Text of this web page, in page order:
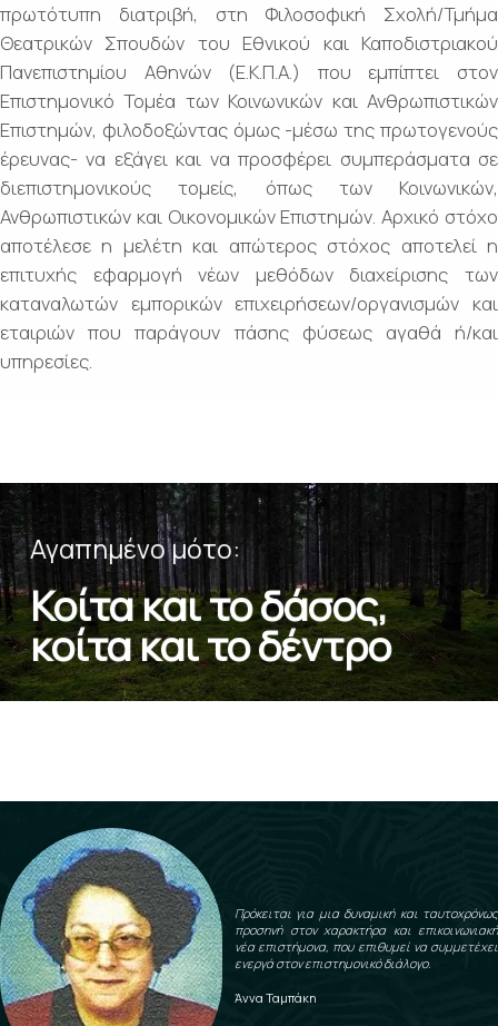
πρωτότυπη διατριβή, στη Φιλοσοφική Σχολή/Τμήμα
Θεατρικών Σπουδών του Εθνικού και Καποδιστριακού
Πανεπιστημίου Αθηνών (Ε.Κ.Π.Α.) που εμπίπτει στον
Επιστημονικό Τομέα των Κοινωνικών και Ανθρωπιστικών
Επιστημών, φιλοδοξώντας όμως -μέσω της πρωτογενούς
έρευνας- να εξάγει και να προσφέρει συμπεράσματα σε
διεπιστημονικούς τομείς, όπως των Κοινωνικών,
Ανθρωπιστικών και Οικονομικών Επιστημών. Αρχικό στόχο
αποτέλεσε η μελέτη και απώτερος στόχος αποτελεί η
επιτυχής εφαρμογή νέων μεθόδων διαχείρισης των
καταναλωτών εμπορικών επιχειρήσεων/οργανισμών και
εταιριών που παράγουν πάσης φύσεως αγαθά ή/και
υπηρεσίες.
Αγαπημένο μότο:
Κοίτα και το δάσος,
κοίτα και το δέντρο
Πρόκειται για μια δυναμική και ταυτοχρόνως
προσηνή στον χαρακτήρα και επικοινωνιακή
νέα επιστήμονα, που επιθυμεί να συμμετέχει
ενεργά στον επιστημονικό διάλογο.
Άννα Ταμπάκη